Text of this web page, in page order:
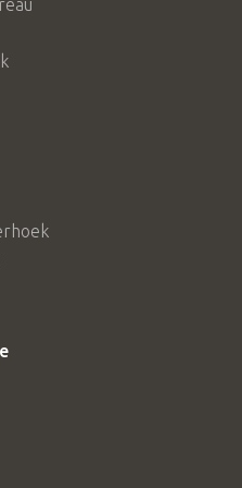
Vereniging Wehl.
Centrum te Wehl
Nemaho,
Bloemlegging door
Bombardementen
Doetinchem
63 Kruisberg-